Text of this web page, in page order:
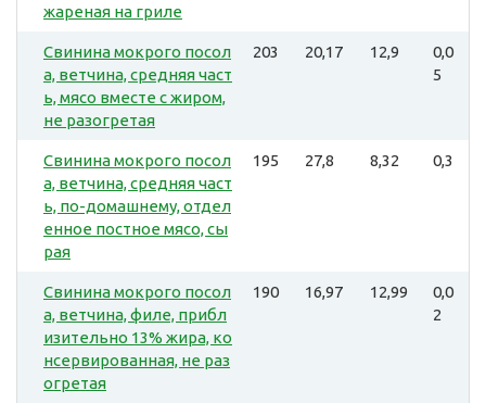
жареная на гриле
Свинина мокрого посол
а, ветчина, средняя част
ь, мясо вместе с жиром,
не разогретая
203 20,17 12,9
0,0
5
Свинина мокрого посол
а, ветчина, средняя част
ь, по-домашнему, отдел
енное постное мясо, сы
рая
195 27,8 8,32 0,3
Свинина мокрого посол
а, ветчина, филе, прибл
изительно 13% жира, ко
нсервированная, не раз
огретая
190 16,97 12,99
0,0
2